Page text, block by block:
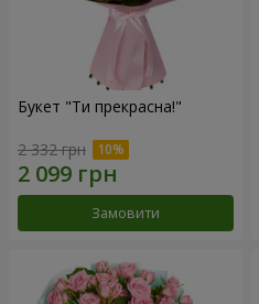
Букет "Ти прекрасна!"
2 332 грн
Замовити